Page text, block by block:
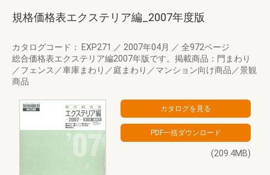
規格価格表エクステリア編_2007年度版
カタログコード： EXP271 ／ 2007年04月 ／ 全972ページ
総合価格表エクステリア編2007年版です。掲載商品：門まわり
／フェンス／車庫まわり／庭まわり／マンション向け商品／景観
商品
(209.4MB)